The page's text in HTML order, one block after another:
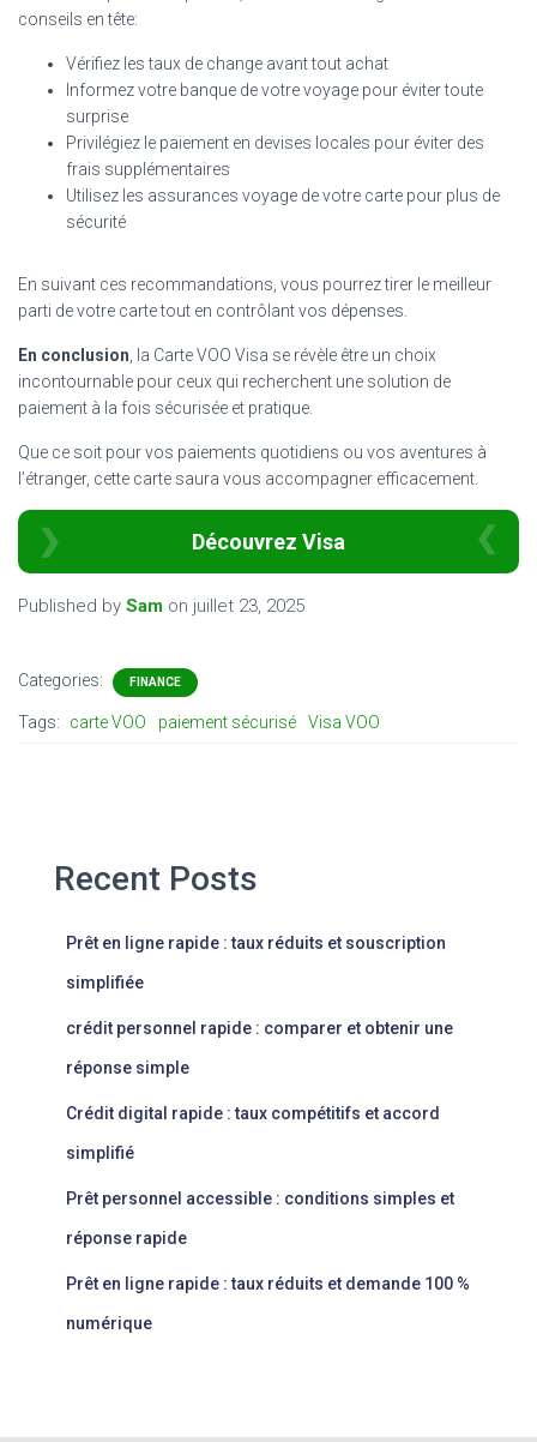
conseils en tête:
Vérifiez les taux de change avant tout achat
Informez votre banque de votre voyage pour éviter toute
surprise
Privilégiez le paiement en devises locales pour éviter des
frais supplémentaires
Utilisez les assurances voyage de votre carte pour plus de
sécurité
En suivant ces recommandations, vous pourrez tirer le meilleur
parti de votre carte tout en contrôlant vos dépenses.
En conclusion , la Carte VOO Visa se révèle être un choix
incontournable pour ceux qui recherchent une solution de
paiement à la fois sécurisée et pratique.
Que ce soit pour vos paiements quotidiens ou vos aventures à
l’étranger, cette carte saura vous accompagner efficacement.
Découvrez Visa
Published by Sam on juillet 23, 2025
Categories: FINANCE
Tags: carte VOO paiement sécurisé Visa VOO
Recent Posts
Prêt en ligne rapide : taux réduits et souscription
simplifiée
crédit personnel rapide : comparer et obtenir une
réponse simple
Crédit digital rapide : taux compétitifs et accord
simplifié
Prêt personnel accessible : conditions simples et
réponse rapide
Prêt en ligne rapide : taux réduits et demande 100 %
numérique